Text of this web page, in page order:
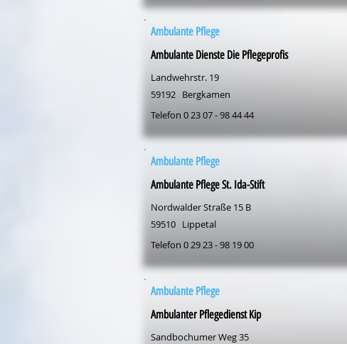
Ambulante Pflege
Ambulante Dienste Die Pflegeprofis
Landwehrstr. 19
59192 Bergkamen
Telefon 0 23 07 - 98 44 44
Ambulante Pflege
Ambulante Pflege St. Ida-Stift
Nordwalder Straße 15 B
59510 Lippetal
Telefon 0 29 23 - 98 19 00
Ambulante Pflege
Ambulanter Pflegedienst Kip
Sandbochumer Weg 35